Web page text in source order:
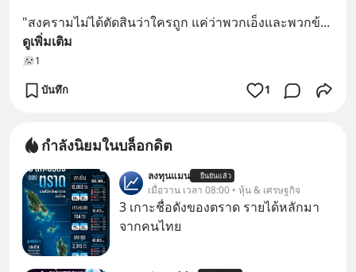
"สงครามไม่ได้ตัดสินว่าใครถูก แค่ว่าพวกเอ็งและพวกข้...
ดูเพิ่มเติม
1
บันทึก 1
กำลังนิยมในบล็อกดิต
ลงทุนแมน ยืนยันแล้ว
เมื่อวาน เวลา 08:00 • หุ้น & เศรษฐกิจ
3 เกาะชื่อดังของตราด รายได้หลักมา
จากคนไทย